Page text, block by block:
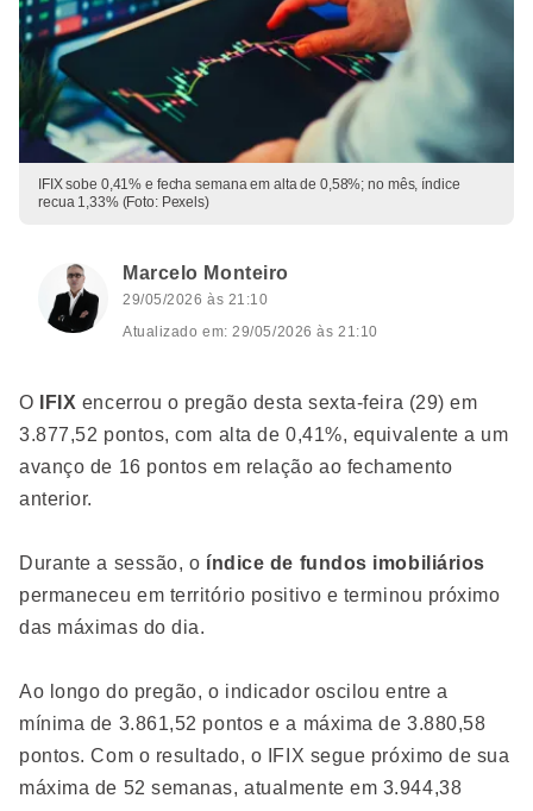
IFIX sobe 0,41% e fecha semana em alta de 0,58%; no mês, índice
recua 1,33% (Foto: Pexels)
Marcelo Monteiro
29/05/2026 às 21:10
Atualizado em: 29/05/2026 às 21:10
O IFIX encerrou o pregão desta sexta-feira (29) em
3.877,52 pontos, com alta de 0,41%, equivalente a um
avanço de 16 pontos em relação ao fechamento
anterior.
Durante a sessão, o índice de fundos imobiliários
permaneceu em território positivo e terminou próximo
das máximas do dia.
Ao longo do pregão, o indicador oscilou entre a
mínima de 3.861,52 pontos e a máxima de 3.880,58
pontos. Com o resultado, o IFIX segue próximo de sua
máxima de 52 semanas, atualmente em 3.944,38